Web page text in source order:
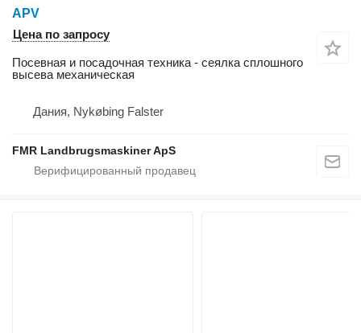
APV
Цена по запросу
Посевная и посадочная техника - сеялка сплошного
высева механическая
Дания, Nykøbing Falster
FMR Landbrugsmaskiner ApS